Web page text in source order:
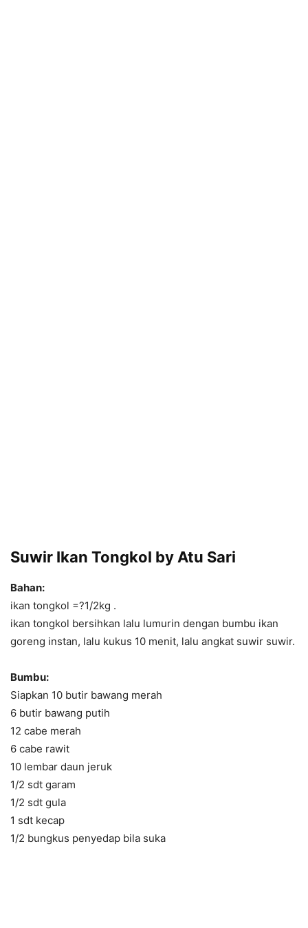
Suwir Ikan Tongkol by Atu Sari
Bahan:
ikan tongkol =?1/2kg .
ikan tongkol bersihkan lalu lumurin dengan bumbu ikan
goreng instan, lalu kukus 10 menit, lalu angkat suwir suwir.
Bumbu:
Siapkan 10 butir bawang merah
6 butir bawang putih
12 cabe merah
6 cabe rawit
10 lembar daun jeruk
1/2 sdt garam
1/2 sdt gula
1 sdt kecap
1/2 bungkus penyedap bila suka